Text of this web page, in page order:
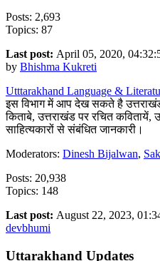
Posts: 2,693
Topics: 87
Last post: April 05, 2020,
by Bhishma Kukreti
Utttarakhand Language &
इस विभाग में आप देख सकते है
किताबे, उत्तराखंड पर रचित
साहित्यकारों से संबंधित जानकारी।
Moderators: Dinesh Bijalwan,
Posts: 20,938
Topics: 148
Last post: August 22, 2023,
devbhumi
Uttarakhand Updates